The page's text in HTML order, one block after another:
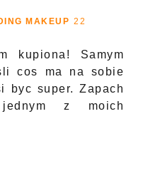
MAKEUP 22
kupiona! Samym
cos ma na sobie
byc super. Zapach
z moich